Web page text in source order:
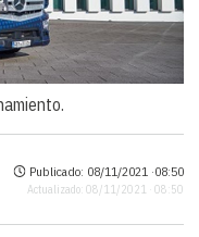
Publicado: 08/11/2021 ·08:50
Actualizado: 08/11/2021 · 08:50